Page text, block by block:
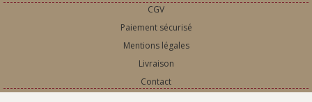
CGV
Paiement sécurisé
Mentions légales
Livraison
Contact